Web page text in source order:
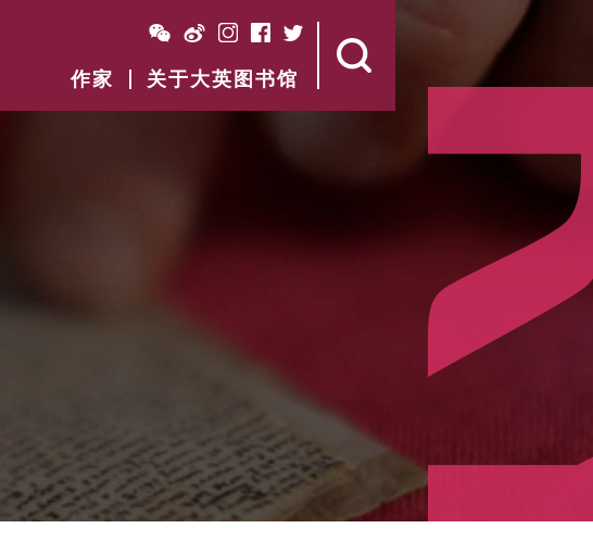
作家 关于大英图书馆